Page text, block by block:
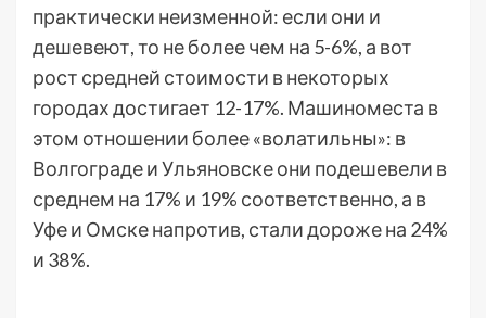
практически неизменной: если они и
дешевеют, то не более чем на 5-6%, а вот
рост средней стоимости в некоторых
городах достигает 12-17%. Машиноместа в
этом отношении более «волатильны»: в
Волгограде и Ульяновске они подешевели в
среднем на 17% и 19% соответственно, а в
Уфе и Омске напротив, стали дороже на 24%
и 38%.